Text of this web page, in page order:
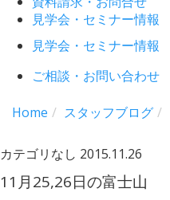
見学会・セミナー情報
見学会・セミナー情報
ご相談・お問い合わせ
Home スタッフブログ
カテゴリなし 2015.11.26
11月25,26日の富士山